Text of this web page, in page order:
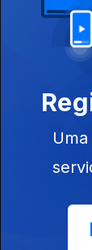
Benfica
vai defrontar
Não foi
16 jun. 2025
Mundial de
Todo